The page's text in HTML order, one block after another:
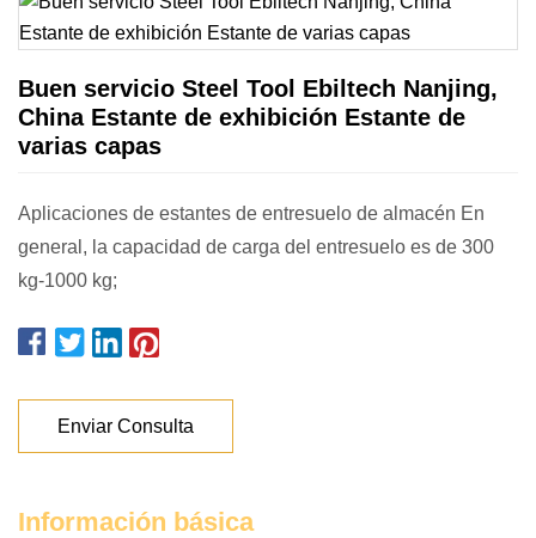
Buen servicio Steel Tool Ebiltech Nanjing,
China Estante de exhibición Estante de
varias capas
Aplicaciones de estantes de entresuelo de almacén En
general, la capacidad de carga del entresuelo es de 300
kg-1000 kg;
Enviar Consulta
Información básica